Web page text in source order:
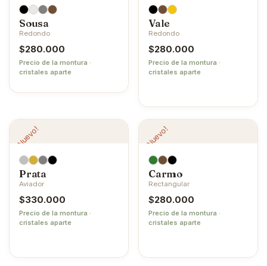
Sousa
Redondo
$280.000
Precio de la montura ·
cristales aparte
Vale
Redondo
$280.000
Precio de la montura ·
cristales aparte
¡Nuevo!
Prata
Aviador
$330.000
Precio de la montura ·
cristales aparte
¡Nuevo!
Carmo
Rectangular
$280.000
Precio de la montura ·
cristales aparte